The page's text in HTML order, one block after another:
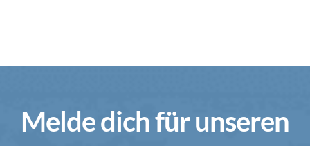
Melde dich für unseren